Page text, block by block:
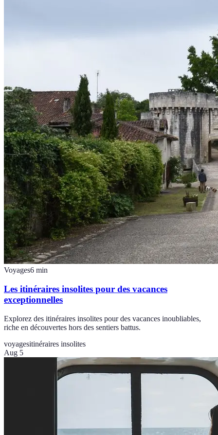
Voyages6 min
Les itinéraires insolites pour des vacances
exceptionnelles
Explorez des itinéraires insolites pour des vacances inoubliables,
riche en découvertes hors des sentiers battus.
voyagesitinéraires insolites
Aug 5